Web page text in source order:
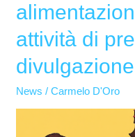
attività di
divulgazione
News /Carmelo D'Oro
di…
sana
alimentazione:una
splendida
attività
di
prevenzione